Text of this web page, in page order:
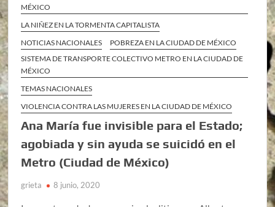
MÉXICO
LA NIÑEZ EN LA TORMENTA CAPITALISTA
NOTICIAS NACIONALES
POBREZA EN LA CIUDAD DE MÉXICO
SISTEMA DE TRANSPORTE COLECTIVO METRO EN LA CIUDAD DE
MÉXICO
TEMAS NACIONALES
VIOLENCIA CONTRA LAS MUJERES EN LA CIUDAD DE MÉXICO
Ana María fue invisible para el Estado;
agobiada y sin ayuda se suicidó en el
Metro (Ciudad de México)
grieta 8 junio, 2020